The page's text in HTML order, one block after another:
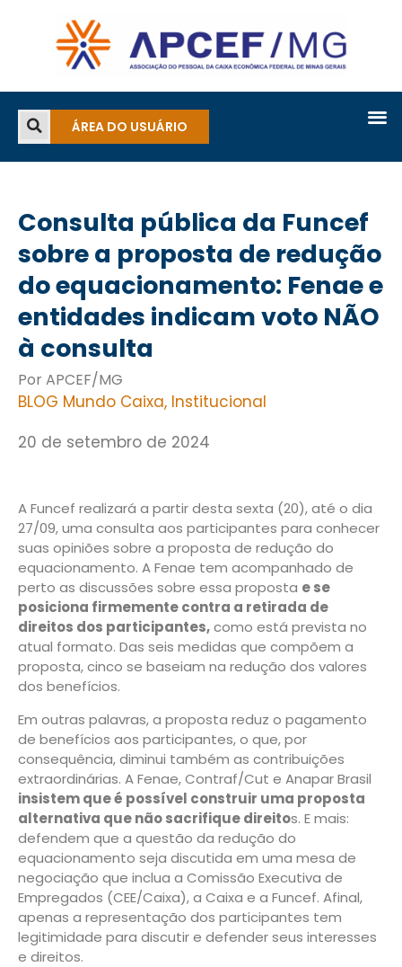
ÁREA DO USUÁRIO
Consulta pública da Funcef
sobre a proposta de redução
do equacionamento: Fenae e
entidades indicam voto NÃO
à consulta
Por APCEF/MG
BLOG Mundo Caixa, Institucional
20 de setembro de 2024
A Funcef realizará a partir desta sexta (20), até o dia
27/09, uma consulta aos participantes para conhecer
suas opiniões sobre a proposta de redução do
equacionamento. A Fenae tem acompanhado de
perto as discussões sobre essa proposta e se
posiciona firmemente contra a retirada de
direitos dos participantes,como está prevista no
atual formato. Das seis medidas que compõem a
proposta, cinco se baseiam na redução dos valores
dos benefícios.
Em outras palavras, a proposta reduz o pagamento
de benefícios aos participantes, o que, por
consequência, diminui também as contribuições
extraordinárias. A Fenae, Contraf/Cut e Anapar Brasil
insistem que é possível construir uma proposta
alternativa que não sacrifique direitos. E mais:
defendem que a questão da redução do
equacionamento seja discutida em uma mesa de
negociação que inclua a Comissão Executiva de
Empregados (CEE/Caixa), a Caixa e a Funcef. Afinal,
apenas a representação dos participantes tem
legitimidade para discutir e defender seus interesses
e direitos.